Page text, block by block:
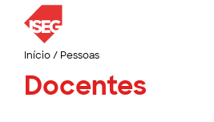
Início/ Pessoas
Docentes